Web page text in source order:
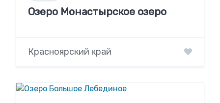
Озеро Монастырское озеро
Красноярский край